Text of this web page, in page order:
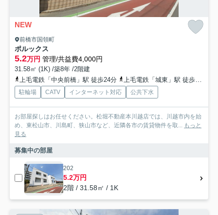
NEW
前橋市国領町
ポルックス
5.2万円 管理/共益費4,000円
31.58㎡ (1K) /築8年 /2階建
上毛電鉄「中央前橋」駅 徒歩24分
上毛電鉄「城東」駅 徒歩29分
駐輪場 CATV インターネット対応 公共下水
お部屋探しはお任せください。松堀不動産本川越店では、川越市内を始
め、東松山市、川島町、狭山市など、近隣各市の賃貸物件を取...
もっと
見る
募集中の部屋
202
5.2万円
2階 / 31.58㎡ / 1K